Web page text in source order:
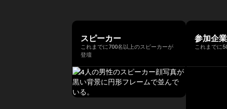
Entrepreneur of the Year」、さ
らにCointelegraphによる「ブロ
ックチェーン業界で注目すべき
100人」の一人にも選ばれていま
す。 また、Yat氏はクラシック音
楽の正式な訓練を受けた音楽家で
もあり、BAFTA（英国映画テレ
ビ芸術アカデミー）のアドバイザ
リーボードメンバー、ならびに
Asian Youth Orchestraの理事も
明期におけるマーケティングの先
駆者として、The Motley Fool、
America Online Greenhouse、
Earthlink の立ち上げをはじめ、
数十に及ぶ著名なインターネット
ブランドの成長に関与した。 学
歴としては、ニューヨーク州立大
学バッファロー校にてクリエイテ
ィブ・ライティングの修士号を取
得。シラキュース大学にて二つの
主要なインターネット企業とのレ
ノボのパートナーシップをグロー
バルにリードしてきました。ま
た、戦略的なAR/VRパートナー
シップも推進しました。
Terence Ngは、ソニーエレクト
ロニクス、ヒューレット・パッカ
ード、Navteq Corporation、ノ
キアなどの主要なテクノロジーブ
ランドで、マーケティング、製品
産等取引業協会：JVCEA）を発
起人として設立。内閣官房主催の
官民データ活用推進基本計画実行
委員会にも有識者として出席。
現在、株式会社bitFlyer
Holdings代表取締役CEO、株式
会社bitFlyer 代表取締役、株式会
社bitFlyer Blockchain代表取締
役、bitFlyer USA, Inc.の
Director、株式会社Custodiem
使いやすく、安全で、スケーラブ
ルなものにすることを目的として
いる。 Nick は、プロダクト、セ
キュリティ、エンジニアリング、
マーケティングといった各部門と
密接に連携しながら、ユーザー体
験とブロックチェーン技術の交差
点におけるイノベーションを推進
している。 「コードを現実世界
の価値へと変換する」ことに重点
スピーカー
これまでに700名以上のスピーカーが
登壇
参加企業
これまでに